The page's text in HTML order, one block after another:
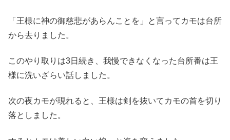
「王様に神の御慈悲があらんことを」と言ってカモは台所
から去りました。
このやり取りは3日続き、我慢できなくなった台所番は王
様に洗いざらい話しました。
次の夜カモが現れると、王様は剣を抜いてカモの首を切り
落としました。